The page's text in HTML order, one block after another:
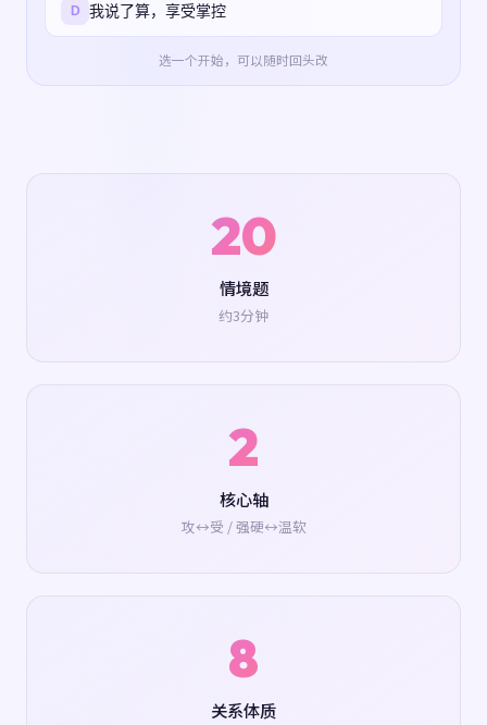
D 我说了算，享受掌控
选一个开始，可以随时回头改
20
情境题
约3分钟
2
核心轴
攻↔受 / 强硬↔温软
8
关系体质